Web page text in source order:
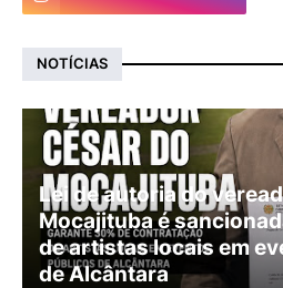
NOTÍCIAS
Lei de autoria do
Mocajituba é
de artistas locais em
de Alcântara